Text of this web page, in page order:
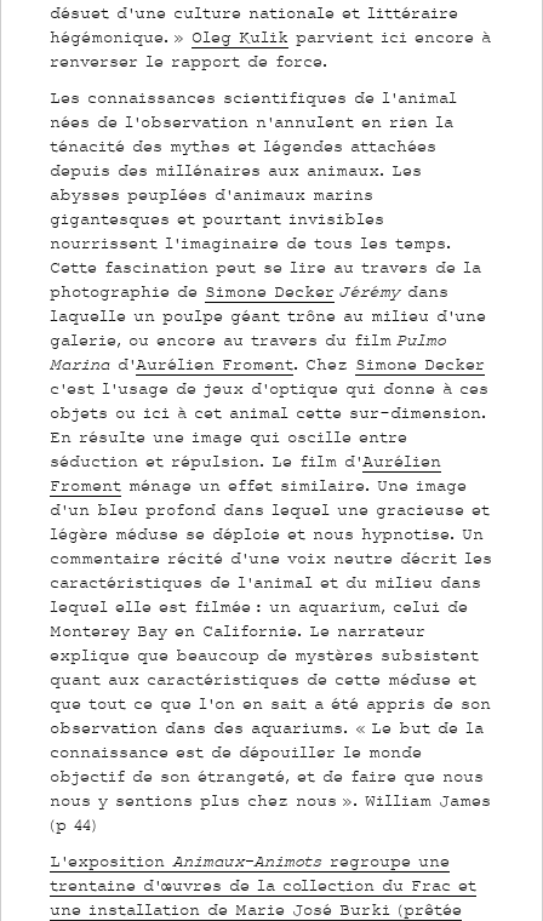
désuet d’une culture nationale et littéraire
hégémonique. » Oleg Kulik parvient ici encore à
renverser le rapport de force.
Les connaissances scientifiques de l’animal
nées de l’observation n’annulent en rien la
ténacité des mythes et légendes attachées
depuis des millénaires aux animaux. Les
abysses peuplées d’animaux marins
gigantesques et pourtant invisibles
nourrissent l’imaginaire de tous les temps.
Cette fascination peut se lire au travers de la
photographie de Simone Decker Jérémydans
laquelle un poulpe géant trône au milieu d’une
galerie, ou encore au travers du film Pulmo
Marina d’Aurélien Froment. Chez Simone Decker
c’est l’usage de jeux d’optique qui donne à ces
objets ou ici à cet animal cette sur-dimension.
En résulte une image qui oscille entre
séduction et répulsion. Le film d’Aurélien
Froment ménage un effet similaire. Une image
d’un bleu profond dans lequel une gracieuse et
légère méduse se déploie et nous hypnotise. Un
commentaire récité d’une voix neutre décrit les
caractéristiques de l’animal et du milieu dans
lequel elle est filmée : un aquarium, celui de
Monterey Bay en Californie. Le narrateur
explique que beaucoup de mystères subsistent
quant aux caractéristiques de cette méduse et
que tout ce que l’on en sait a été appris de son
observation dans des aquariums. « Le but de la
connaissance est de dépouiller le monde
objectif de son étrangeté, et de faire que nous
nous y sentions plus chez nous ». William James
(p 44)
L’exposition Animaux-Animots regroupe une
trentaine d’œuvres de la collection du Frac et
une installation de Marie José Burki (prêtée